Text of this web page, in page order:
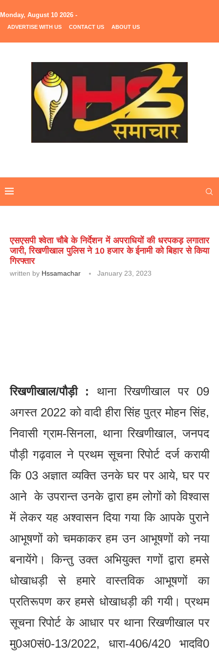
Monday, August 10 2026 -
ADVERTISE WITH US CONTACT US ABOUT US
एसएसपी श्वेता चौबे के निर्देशन में अपराधियों की धरपकड़ लगातार
जारी, रिखणीखाल पुलिस ने 10 हजार के ईनामी को बिहार से किया
गिरफ्तार
written by Hssamachar January 23, 2023
रिखणीखाल/पौड़ी : थाना रिखणीखाल पर 09
अगस्त 2022 को वादी हीरा सिंह पुत्र मोहन सिंह,
निवासी ग्राम-सिनला, थाना रिखणीखाल, जनपद
पौड़ी गढ़वाल ने प्रथम सूचना रिपोर्ट दर्ज करायी
कि 03 अज्ञात व्यक्ति उनके घर पर आये, घर पर
आने के उपरान्त उनके द्वारा हम लोगों को विश्वास
में लेकर यह अश्वासन दिया गया कि आपके पुराने
आभूषणों को चमकाकर हम उन आभूषणों को नया
बनायेंगे। किन्तु उक्त अभियुक्त गणों द्वारा हमसे
धोखाधड़ी से हमारे वास्तविक आभूषणों का
प्रतिरूपण कर हमसे धोखाधड़ी की गयी। प्रथम
सूचना रिपोर्ट के आधार पर थाना रिखणीखाल पर
मु0अ0सं0-13/2022, धारा-406/420 भादवि0